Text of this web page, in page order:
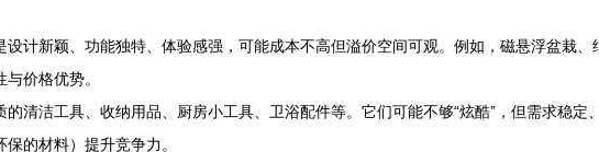
设计新颖、功能独特、体验感强，可能成本不高但溢价空间可观。例如，磁悬浮盆栽
价格优势。
的清洁工具、收纳用品、厨房小工具、卫浴配件等。它们可能不够“炫酷”，但需求稳
的材料）提升竞争力。